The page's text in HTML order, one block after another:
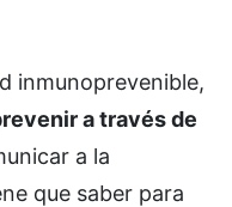
inmunoprevenible,
a través de
a la
que saber para